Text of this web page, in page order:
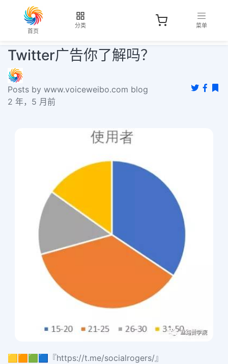
首页
分类 菜单
Twitter广告你了解吗？
Posts by www.voiceweibo.com blog
2 年，5 月前
🟨🟧🟩🟦『https://t.me/socialrogers/』